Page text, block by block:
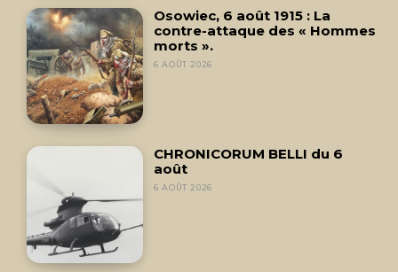
Osowiec, 6 août 1915 : La
contre-attaque des « Hommes
morts ».
6 AOÛT 2026
CHRONICORUM BELLI du 6
août
6 AOÛT 2026